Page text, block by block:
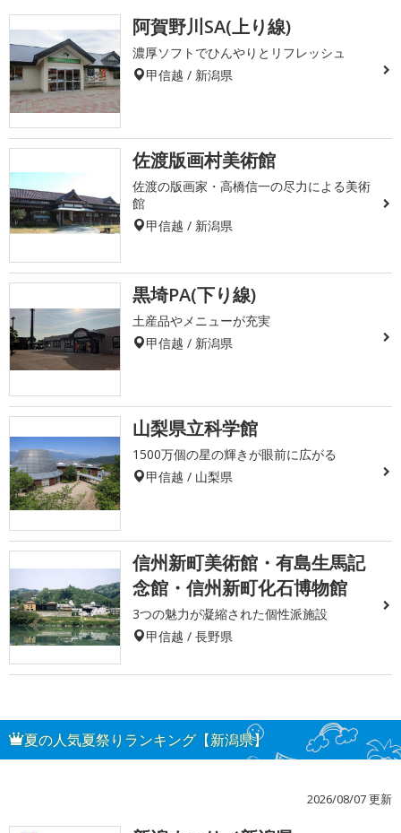
阿賀野川SA(上り線)
濃厚ソフトでひんやりとリフレッシュ
甲信越 / 新潟県
佐渡版画村美術館
佐渡の版画家・高橋信一の尽力による美術
館
甲信越 / 新潟県
黒埼PA(下り線)
土産品やメニューが充実
甲信越 / 新潟県
山梨県立科学館
1500万個の星の輝きが眼前に広がる
甲信越 / 山梨県
信州新町美術館・有島生馬記
念館・信州新町化石博物館
3つの魅力が凝縮された個性派施設
甲信越 / 長野県
夏の人気夏祭りランキング【新潟県】
2026/08/07 更新